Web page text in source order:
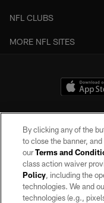
NFL CLUBS
MORE NFL SITES
©2026 by the Las Vegas
may be reproduced without
By clicking any of the
to close the banner,
ourTerms and
class action waiver
Policy, including the
technologies. We and
technologies (e.g.,